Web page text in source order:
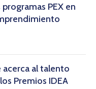
PEX en
acerca al talento
Premios IDEA